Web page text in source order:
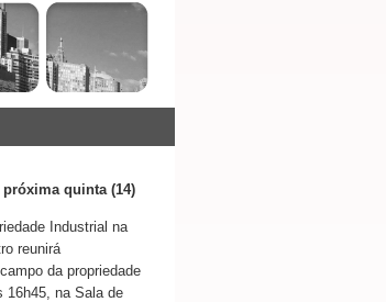
quinta (14)
Industrial na
reunirá
da propriedade
na Sala de